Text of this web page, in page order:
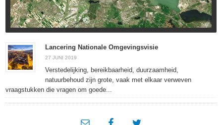
Lancering Nationale Omgevingsvisie
27 JUNI 2019
Verstedelijking, bereikbaarheid, duurzaamheid,
natuurbehoud zijn grote, vaak met elkaar verweven
vraagstukken die vragen om goede...